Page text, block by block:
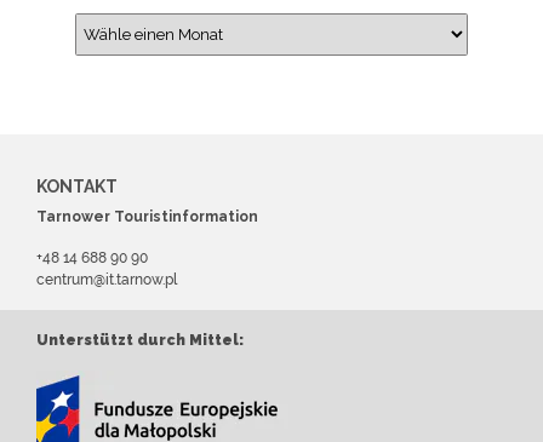
KONTAKT
Tarnower Touristinformation
+48 14 688 90 90
centrum@it.tarnow.pl
Unterstützt durch Mittel: